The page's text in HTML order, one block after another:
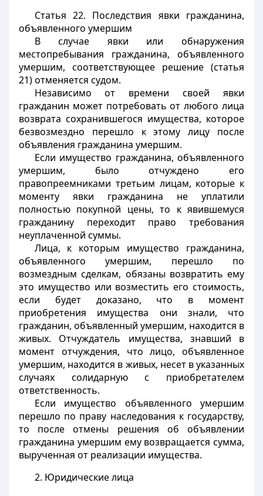
Статья 22. Последствия явки гражданина,
объявленного умершим
В случае явки или обнаружения
местопребывания гражданина, объявленного
умершим, соответствующее решение (статья
21) отменяется судом.
Независимо от времени своей явки
гражданин может потребовать от любого лица
возврата сохранившегося имущества, которое
безвозмездно перешло к этому лицу после
объявления гражданина умершим.
Если имущество гражданина, объявленного
умершим, было отчуждено его
правопреемниками третьим лицам, которые к
моменту явки гражданина не уплатили
полностью покупной цены, то к явившемуся
гражданину переходит право требования
неуплаченной суммы.
Лица, к которым имущество гражданина,
объявленного умершим, перешло по
возмездным сделкам, обязаны возвратить ему
это имущество или возместить его стоимость,
если будет доказано, что в момент
приобретения имущества они знали, что
гражданин, объявленный умершим, находится в
живых. Отчуждатель имущества, знавший в
момент отчуждения, что лицо, объявленное
умершим, находится в живых, несет в указанных
случаях солидарную с приобретателем
ответственность.
Если имущество объявленного умершим
перешло по праву наследования к государству,
то после отмены решения об объявлении
гражданина умершим ему возвращается сумма,
вырученная от реализации имущества.
2. Юридические лица